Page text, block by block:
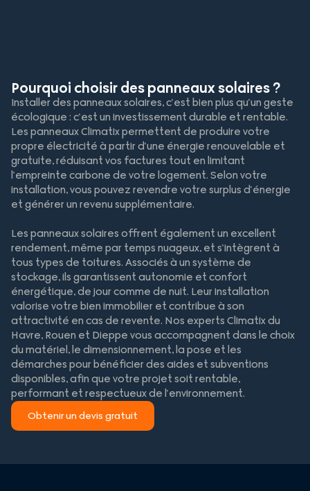
Pourquoi choisir des panneaux solaires ?
Installer des panneaux solaires, c’est bien plus qu’un geste
écologique : c’est un investissement durable et rentable.
Les panneaux Climatix permettent de produire votre
propre électricité à partir d’une énergie renouvelable et
gratuite, réduisant vos factures tout en limitant
l’empreinte carbone de votre logement. Selon votre
installation, vous pouvez revendre votre surplus d’énergie
et générer un revenu supplémentaire.
Les panneaux solaires offrent également un excellent
rendement, même par temps nuageux, et s’intègrent à
tous types de toitures. Associés à un système de
stockage, ils garantissent autonomie et confort
énergétique, de jour comme de nuit. Leur installation
valorise votre bien immobilier et contribue à son
attractivité en cas de revente. Nos experts Climatix du
Havre, Rouen et Dieppe vous accompagnent dans le choix
du matériel, le dimensionnement, la pose et les
démarches pour bénéficier des aides et subventions
disponibles, afin que votre projet soit rentable,
performant et respectueux de l’environnement.
Obtenir un devis gratuit